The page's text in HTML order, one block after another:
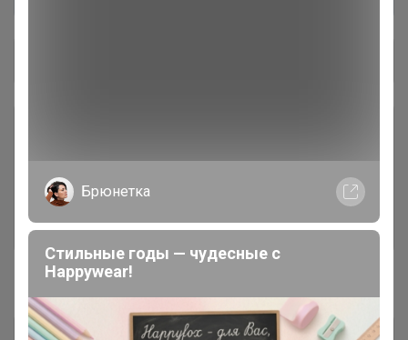
Кофе в капсулах и дрип-пакетах
В НАЛИЧИИ И ПОД ЗАКАЗ -
Дрипы доступны к заказу!
Брюнетка
Стильные годы — чудесные с
Happywear!